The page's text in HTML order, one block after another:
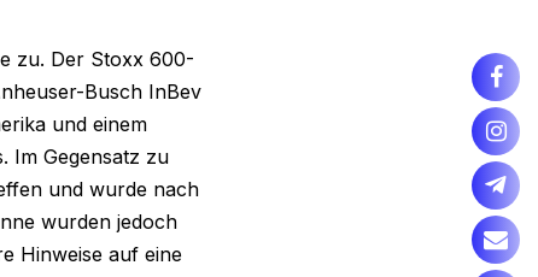
zu. Der Stoxx 600-
Busch InBev
und einem
Im Gegensatz zu
und wurde nach
wurden jedoch
Hinweise auf eine